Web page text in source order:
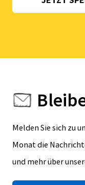
Melden Sie sich zu
Monat die
und mehr über